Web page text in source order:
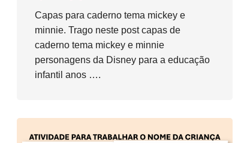
Capas para caderno tema mickey e
minnie. Trago neste post capas de
caderno tema mickey e minnie
personagens da Disney para a educação
infantil anos ….